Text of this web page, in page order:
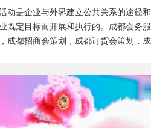
布会策划、成都新产品发布会
招商会策划、成都订货会策划
会策划、成都高峰论坛策划公
动是企业与外界建立公共关系的途径
既定目标而开展和执行的。成都会务
成都招商会策划，成都订货会策划，